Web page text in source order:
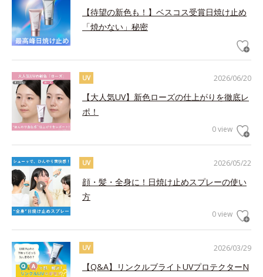
【待望の新色も！】ベスコス受賞日焼け止め
「焼かない」秘密
2026/06/20
UV
【大人気UV】新色ローズの仕上がりを徹底レ
ポ！
0 view
2026/05/22
UV
顔・髪・全身に！日焼け止めスプレーの使い
方
0 view
2026/03/29
UV
【Q&A】リンクルブライトUVプロテクターN